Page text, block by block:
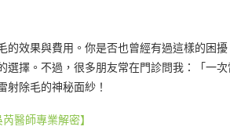
效果與費用。你是否也曾經有過這樣的困
擇。不過，很多朋友常在門診問我：「一
射除毛的神秘面紗！
醫師專業解密】